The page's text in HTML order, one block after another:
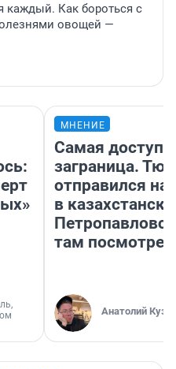
каждый. Как бороться с
овощей —
МНЕНИЕ
Самая
заграница.
отправился
в
там
Анатолий